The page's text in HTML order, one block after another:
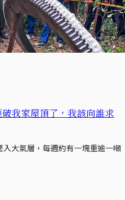
我家屋頂了，我該向誰求
大氣層，每週約有一塊重逾一噸